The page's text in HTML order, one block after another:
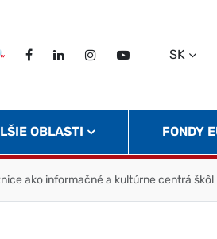
TVFacebookLinkedInInstagram
Twitter
SK
OBLASTI FONDY
ako informačné a kultúrne centrá škôl